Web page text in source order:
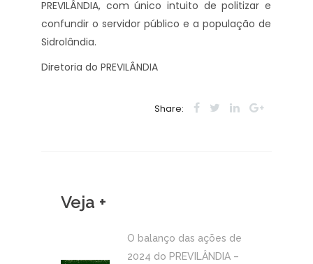
PREVILÂNDIA, com único intuito de politizar e
confundir o servidor público e a população de
Sidrolândia.
Diretoria do PREVILÂNDIA
Share:
Veja +
O balanço das ações de
2024 do PREVILÂNDIA –